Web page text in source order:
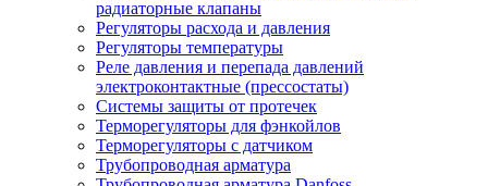
радиаторные клапаны
Регуляторы расхода и давления
Регуляторы температуры
Реле давления и перепада давлений
электроконтактные (прессостаты)
Системы защиты от протечек
Терморегуляторы для фэнкойлов
Терморегуляторы с датчиком
Трубопроводная арматура